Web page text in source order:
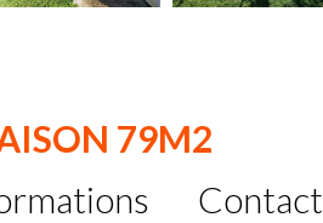
79M2
Contact